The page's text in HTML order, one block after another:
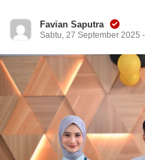
Favian Saputra
Sabtu, 27 September 2025